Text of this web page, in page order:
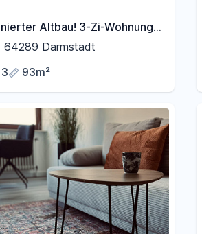
Altbau! 3-Zi-Wohnung
Balkon im 1.OG im beliebtem
64289 Darmstadt
3
93m²